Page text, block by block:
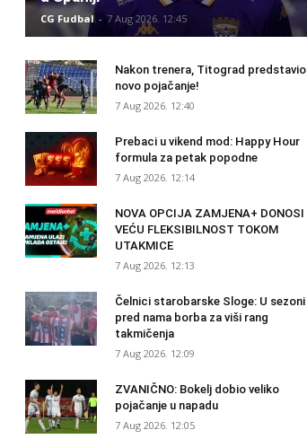
CG Fudbal - 7 Aug 2026. 12:45
Nakon trenera, Titograd predstavio
novo pojačanje!
7 Aug 2026. 12:40
Prebaci u vikend mod: Happy Hour
formula za petak popodne
7 Aug 2026. 12:14
NOVA OPCIJA ZAMJENA+ DONOSI
VEĆU FLEKSIBILNOST TOKOM
UTAKMICE
7 Aug 2026. 12:13
Čelnici starobarske Sloge: U sezoni
pred nama borba za viši rang
takmičenja
7 Aug 2026. 12:09
ZVANIČNO: Bokelj dobio veliko
pojačanje u napadu
7 Aug 2026. 12:05